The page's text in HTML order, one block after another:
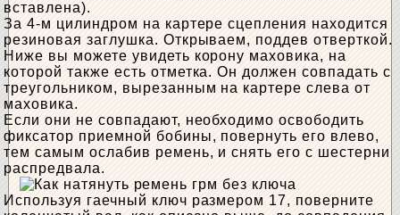
вставлена).
За 4-м цилиндром на картере сцепления находится
резиновая заглушка. Открываем, поддев отверткой.
Ниже вы можете увидеть корону маховика, на
которой также есть отметка. Он должен совпадать с
треугольником, вырезанным на картере слева от
маховика.
Если они не совпадают, необходимо освободить
фиксатор приемной бобины, повернуть его влево,
тем самым ослабив ремень, и снять его с шестерни
распредвала.
Используя гаечный ключ размером 17, поверните